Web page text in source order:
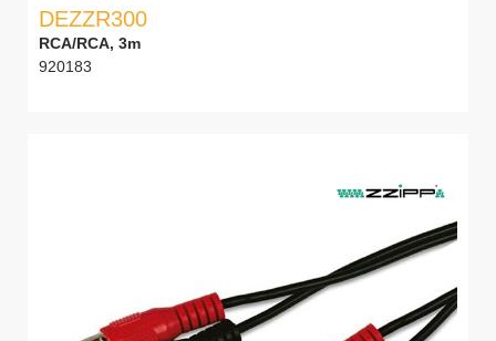
DEZZR300
RCA/RCA, 3m
920183